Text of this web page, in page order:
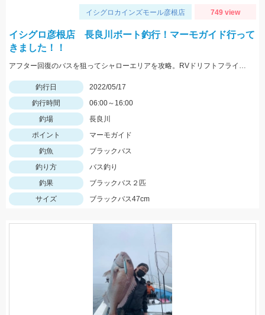
イシグロカインズモール彦根店 749 view
イシグロ彦根店 長良川ボート釣行！マーモガイド行って
きました！！
アフター回復のバスを狙ってシャローエリアを攻略。RVドリフトフライ、フリックシェイク4.8インチでの釣果でした。
釣行日
2022/05/17
釣行時間
06:00～16:00
釣場
長良川
ポイント
マーモガイド
釣魚
ブラックバス
釣り方
バス釣り
釣果
ブラックバス２匹
サイズ
ブラックバス47cm